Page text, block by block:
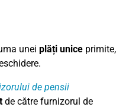
unei plăți unice primite,
de pensii
de către furnizorul de